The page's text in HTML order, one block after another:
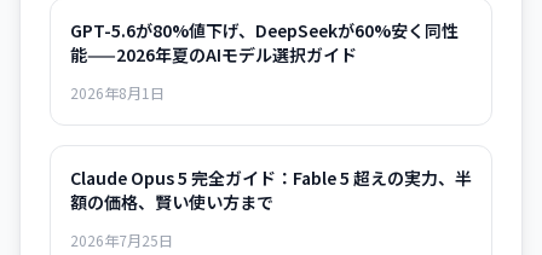
GPT-5.6が80%値下げ、DeepSeekが60%安く同性
能——2026年夏のAIモデル選択ガイド
2026年8月1日
Claude Opus 5 完全ガイド：Fable 5 超えの実力、半
額の価格、賢い使い方まで
2026年7月25日